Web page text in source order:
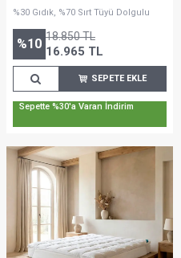
%30 Gıdık, %70 Sırt Tüyü Dolgulu
%10 18.850TL
16.965 TL
SEPETE EKLE
Sepette %30'a Varan İndirim